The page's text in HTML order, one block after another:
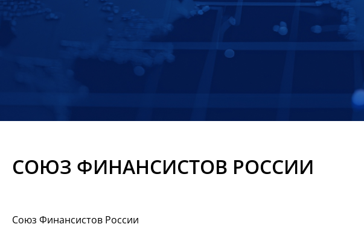
СОЮЗ ФИНАНСИСТОВ РОССИИ
Союз Финансистов России